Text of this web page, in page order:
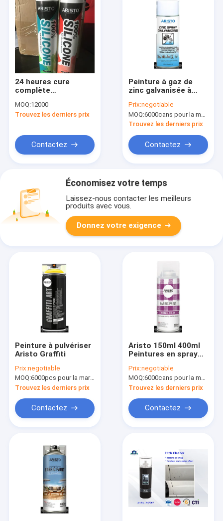
24 heures cure
complète
résistant aux
intempéries sédatif
et mur rideau
MOQ:12000
Trouvez les derniers prix
Contactez
Peinture à gaz de
zinc galvanisée à
Prix:negotiable
MOQ:6000cans pour la marque d'Aristo, 15000cans pour la marque faite sur commande
Trouvez les derniers prix
Contactez
Économisez votre temps
Laissez-nous contacter les meilleurs
produits avec vous.
Donnez votre exigence
Peinture à pulvériser
Aristo Graffiti
Prix:negotiable
MOQ:6000pcs pour la marque d'Aristo, 15000pcs pour la marque de client
Trouvez les derniers prix
Contactez
Aristo 150ml 400ml
Peintures en spray
permanentes
Prix:negotiable
MOQ:6000cans pour la marque d'Aristo, 15000cans pour la marque faite sur commande
Trouvez les derniers prix
Contactez